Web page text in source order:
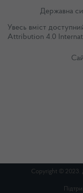
Державна
Увесь вміст
Attribution 4.0
Copyright © 2023.